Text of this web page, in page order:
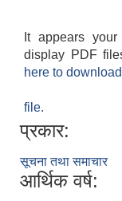
It appears
display PDF
here to
file.
प्रकार:
सूचना तथा समाचार
आर्थिक वर्ष: